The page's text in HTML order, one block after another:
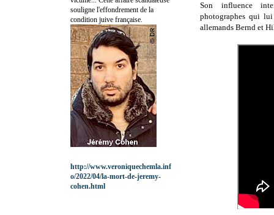
Son influence
photographes qui
allemands Bernd et
souligne l'effondrement de la
condition juive française.
http://www.veroniquechemla.inf
o/2022/04/la-mort-de-jeremy-
cohen.html